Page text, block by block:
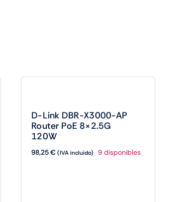
D-Link DBR-X3000-AP
Router PoE 8×2.5G
120W
98,25€(IVA incluido) 9 disponibles